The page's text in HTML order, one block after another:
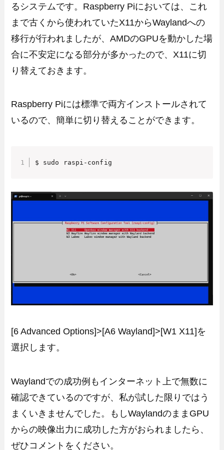
るシステムです。Raspberry Piにおいては、これ
まで古くから使われていたX11からWaylandへの
移行が行われましたが、AMDのGPUを動かした場
合に不安定になる部分が多かったので、X11に切
り替えておきます。
Raspberry Piには標準で両方インストールされて
いるので、簡単に切り替えることができます。
$ sudo raspi-config
[6 Advanced Options]>[A6 Wayland]>[W1 X11]を
選択します。
Waylandでの成功例もインターネット上で無数に
確認できているのですが、私が試した限りではう
まくいきませんでした。もしWaylandのままGPU
からの映像出力に成功した方がおられましたら、
ぜひコメントをください。